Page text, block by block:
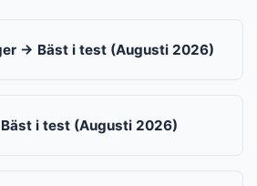
→ Bäst i test (Augusti 2026)
i test (Augusti 2026)